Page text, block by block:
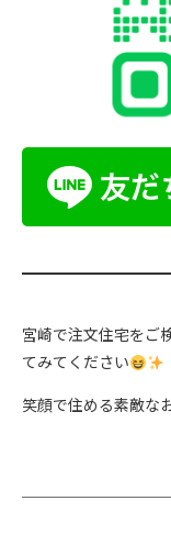
宮崎で注文住宅をご
てみてください
笑顔で住める素敵な